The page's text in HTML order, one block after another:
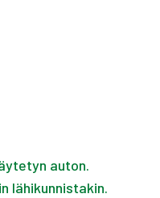
auton.
lähikunnistakin.